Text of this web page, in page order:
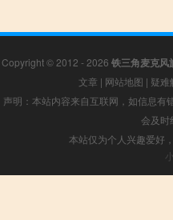
Copyright © 2012 - 2026 铁三角麦克风
文章 | 网站地图 | 疑难
声明：本站内容来自互联网，如信息
会及时
本站仅为个人兴趣爱好